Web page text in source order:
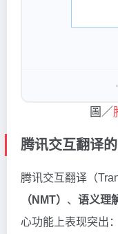
圖／
腾讯交互翻译
腾讯交互翻译（
（NMT） 、 语义理
心功能上表现突出：